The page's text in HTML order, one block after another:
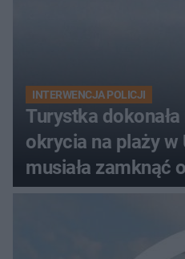
INTERWENCJA POLICJI
Turystka
okrycia na plaży w
musiała zamknąć